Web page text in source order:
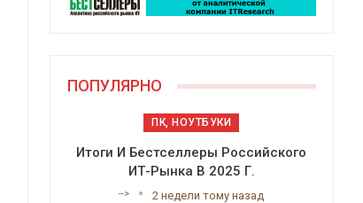
ПОПУЛЯРНО
ПК, НОУТБУКИ
Итоги И Бестселлеры Российского
ИТ-Рынка В 2025 Г.
--> 2 недели тому назад